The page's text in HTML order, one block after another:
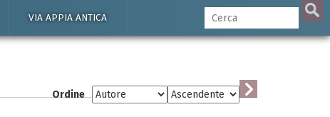
VIA APPIA ANTICA
Ordine